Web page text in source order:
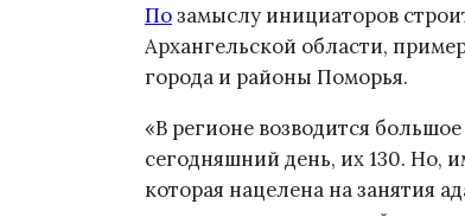
Позамыслу инициаторов
Архангельской области,
города и районы Поморья.
«В регионе возводится
сегодняшний день, их 130. Но,
которая нацелена на занятия